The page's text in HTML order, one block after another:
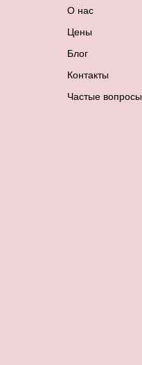
О нас
Цены
Блог
Контакты
Частые вопросы